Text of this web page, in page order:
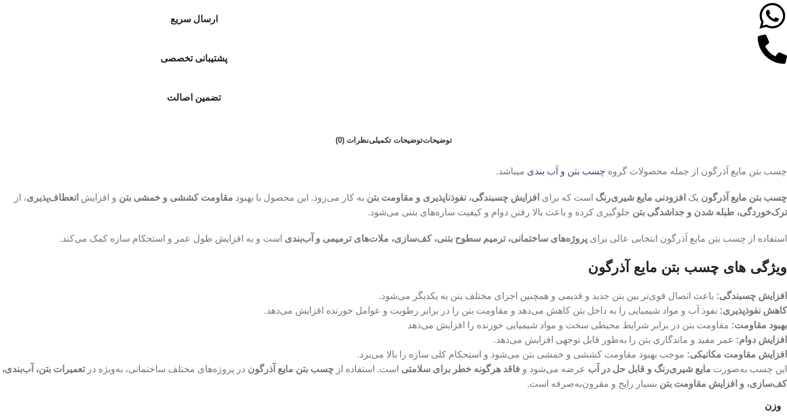
ارسال سریع
پشتیبانی تخصصی
تضمین اصالت
توضیحاتتوضیحات تکمیلینظرات (0)
چسب بتن مایع آذرگون از جمله محصولات گروه چسب بتن و آب بندی میباشد.
چسب بتن مایع آذرگون یک افزودنی مایع شیری‌رنگ است که برای افزایش چسبندگی، نفوذناپذیری و مقاومت بتن به کار می‌رود. این محصول با بهبود مقاومت کششی و خمشی بتن و افزایش انعطاف‌پذیری، از
ترک‌خوردگی، طبله شدن و جداشدگی بتن جلوگیری کرده و باعث بالا رفتن دوام و کیفیت سازه‌های بتنی می‌شود.
استفاده از چسب بتن مایع آذرگون انتخابی عالی برای پروژه‌های ساختمانی، ترمیم سطوح بتنی، کف‌سازی، ملات‌های ترمیمی و آب‌بندی است و به افزایش طول عمر و استحکام سازه کمک می‌کند.
ویژگی های چسب بتن مایع آذرگون
افزایش چسبندگی: باعث اتصال قوی‌تر بین بتن جدید و قدیمی و همچنین اجزای مختلف بتن به یکدیگر می‌شود.
کاهش نفوذپذیری: نفوذ آب و مواد شیمیایی را به داخل بتن کاهش می‌دهد و مقاومت بتن را در برابر رطوبت و عوامل خورنده افزایش می‌دهد.
بهبود مقاومت: مقاومت بتن در برابر شرایط محیطی سخت و مواد شیمیایی خورنده را افزایش می‌دهد
افزایش دوام: عمر مفید و ماندگاری بتن را به‌طور قابل توجهی افزایش می‌دهد.
افزایش مقاومت مکانیکی: موجب بهبود مقاومت کششی و خمشی بتن می‌شود و استحکام کلی سازه را بالا می‌برد.
این چسب به‌صورت مایع شیری‌رنگ و قابل حل در آب عرضه می‌شود و فاقد هرگونه خطر برای سلامتی است. استفاده از چسب بتن مایع آذرگون در پروژه‌های مختلف ساختمانی، به‌ویژه درتعمیرات بتن، آب‌بندی،
کف‌سازی، و افزایش مقاومت بتن بسیار رایج و مقرون‌به‌صرفه است.
وزن